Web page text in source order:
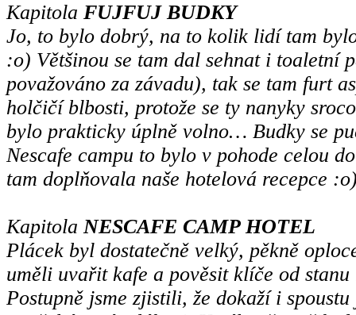
Kapitola FUJFUJ BUDKY
Jo, to bylo dobrý, na to kolik lidí tam
:o) Většinou se tam dal sehnat i toaletní
považováno za závadu), tak se tam furt
holčičí blbosti, protože se ty nanyky
bylo prakticky úplně volno… Budky se
Nescafe campu to bylo v pohode celou
tam doplňovala naše hotelová recepce
KapitolaNESCAFE CAMP HOTEL
Plácek byl dostatečně velký, pěkně
uměli uvařit kafe a pověsit klíče od
Postupně jsme zjistili, že dokaží i